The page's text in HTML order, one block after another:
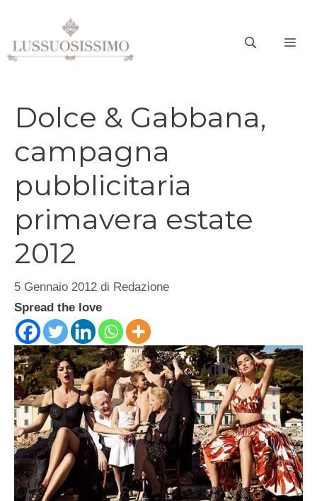
contenuto
Dolce & Gabbana,
campagna
pubblicitaria
primavera estate
2012
5 Gennaio 2012 di Redazione
Spread the love